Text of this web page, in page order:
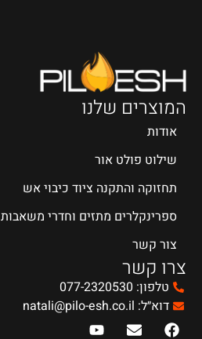
המוצרים שלנו
אודות
שילוט פולט אור
תחזוקה והתקנה ציוד כיבוי אש
ספרינקלרים מתזים וחדרי משאבות
צור קשר
צרו קשר
טלפון: 077-2320530
דוא״ל: natali@pilo-esh.co.il